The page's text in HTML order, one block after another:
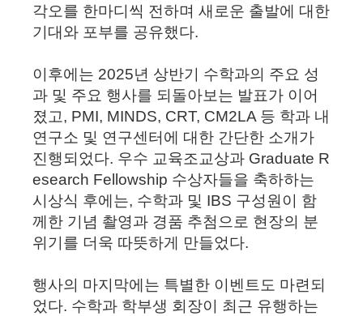
각오를 한마디씩 전하며 새로운 출발에 대한
기대와 포부를 공유했다.
이후에는 2025년 상반기 수학과의 주요 성
과 및 주요 행사를 되돌아보는 발표가 이어
졌고, PMI, MINDS, CRT, CM2LA 등 학과 내
연구소 및 연구센터에 대한 간단한 소개가
진행되었다. 우수 교육조교상과 Graduate R
esearch Fellowship 수상자들을 축하하는
시상식 후에는, 수학과 및 IBS 구성원이 함
께한 기념 촬영과 경품 추첨으로 현장의 분
위기를 더욱 따뜻하게 만들었다.
행사의 마지막에는 특별한 이벤트도 마련되
었다. 수학과 학부생 회장이 최근 유행하는